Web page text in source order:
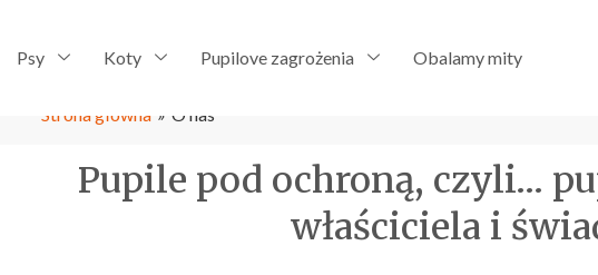
Psy Koty Pupilove zagrożenia Obalamy mity
Strona główna » O nas
Pupile pod ochroną, czyli…
właściciela i